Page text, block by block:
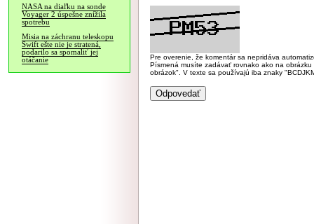
NASA na diaľku na sonde
Voyager 2 úspešne znížila
spotrebu
Misia na záchranu teleskopu
Swift ešte nie je stratená,
podarilo sa spomaliť jej
otáčanie
Pre overenie, že komentár sa nepridáva
Písmená musíte zadávať rovnako ako na
obrázok". V texte sa používajú iba znaky